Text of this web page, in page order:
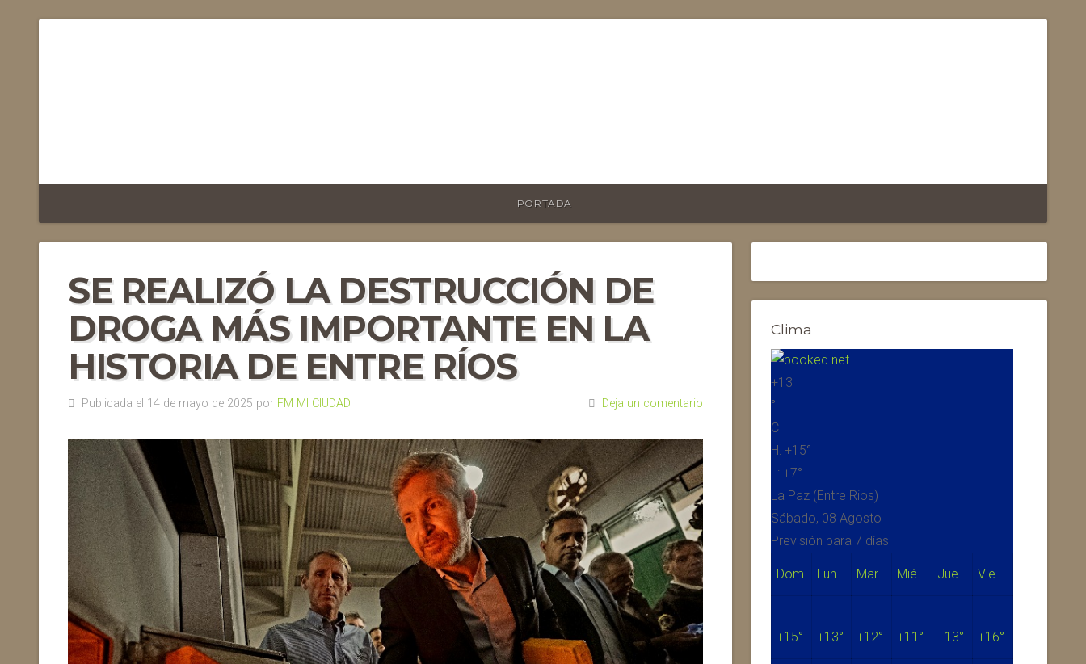
PORTADA
SE REALIZÓ LA DESTRUCCIÓN DE
DROGA MÁS IMPORTANTE EN LA
HISTORIA DE ENTRE RÍOS
Publicada el 14 de mayo de 2025 por FM MI CIUDAD Deja un comentario
Clima
+13
°
C
H: +15°
L: +7°
La Paz (Entre Rios)
Sábado, 08 Agosto
Previsión para 7 días
Dom Lun Mar Mié Jue Vie
+15° +13° +12° +11° +13° +16°